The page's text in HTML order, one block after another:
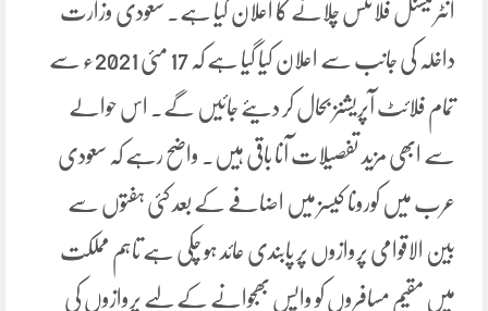
انٹرنیشنل فلائٹس چلانے کا اعلان کیا ہے۔ سعودی وزارت
داخلہ کی جانب سے اعلان کیا گیا ہے کہ 17 مئی 2021ء سے
تمام فلائٹ آپریشنز بحال کر دیئے جائیں گے۔ اس حوالے
سے ابھی مزید تفصیلات آنا باقی ہیں۔ واضح رہے کہ سعودی
عرب میں کورونا کیسز میں اضافے کے بعد کئی ہفتوں سے
بین الاقوامی پروازوں پر پابندی عائد ہو چکی ہے تاہم مملکت
میں مقیم مسافروں کو واپس بھجوانے کے لیے پروازوں کی